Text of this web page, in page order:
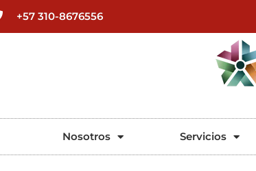
+57 310-8676556
Nosotros Servicios